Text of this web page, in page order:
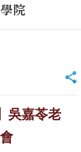
_
吳嘉苓老